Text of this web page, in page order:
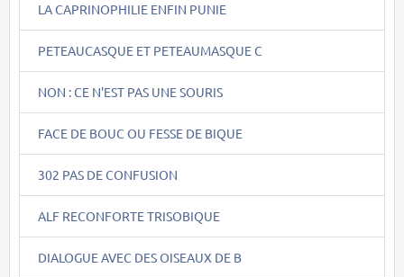
LA CAPRINOPHILIE ENFIN PUNIE
PETEAUCASQUE ET PETEAUMASQUE C
NON : CE N'EST PAS UNE SOURIS
FACE DE BOUC OU FESSE DE BIQUE
302 PAS DE CONFUSION
ALF RECONFORTE TRISOBIQUE
DIALOGUE AVEC DES OISEAUX DE B